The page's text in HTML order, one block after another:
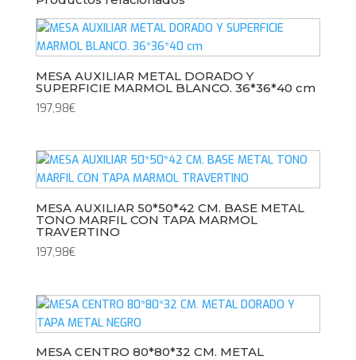
MESA AUXILIAR METAL DORADO Y
SUPERFICIE MARMOL BLANCO. 36*36*40 cm
197,98€
MESA AUXILIAR 50*50*42 CM. BASE METAL
TONO MARFIL CON TAPA MARMOL
TRAVERTINO
197,98€
MESA CENTRO 80*80*32 CM. METAL